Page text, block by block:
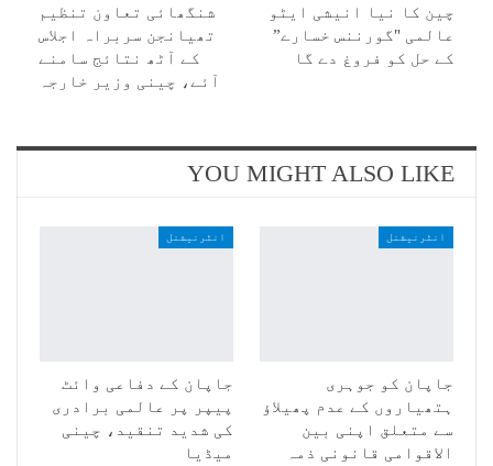
چین کا نیا انیشی ایٹو
عالمی "گورننس خسارے”
کے حل کو فروغ دے گا
شنگھائی تعاون تنظیم
تھیانجن سربراہ اجلاس
کے آٹھ نتائج سامنے
آئے، چینی وزیر خارجہ
YOU MIGHT ALSO LIKE
انٹرنیشنل
جاپان کو جوہری
ہتھیاروں کے عدم پھیلاؤ
سے متعلق اپنی بین
الاقوامی قانونی ذمہ
انٹرنیشنل
جاپان کے دفاعی وائٹ
پیپر پر عالمی برادری
کی شدید تنقید، چینی
میڈیا